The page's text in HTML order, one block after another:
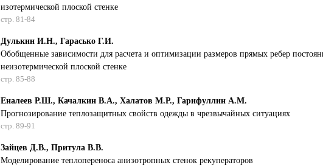
изотермической плоской стенке
стр. 81-84
Дулькин И.Н., Гарасько Г.И.
Обобщенные зависимости для расчета и оптимизации размеров прямых ребер
неизотермической плоской стенке
стр. 85-88
Еналеев Р.Ш., Качалкин В.А., Халатов М.Р., Гарифуллин А.М.
Прогнозирование теплозащитных свойств одежды в чрезвычайных ситуациях
стр. 89-91
Зайцев Д.В., Притула В.В.
Моделирование теплопереноса анизотропных стенок рекуператоров